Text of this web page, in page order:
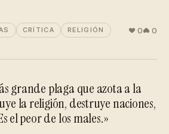
CRÍTICA RELIGIÓN 0 0
grande plaga que azota a la
la religión, destruye naciones,
el peor de los males.»